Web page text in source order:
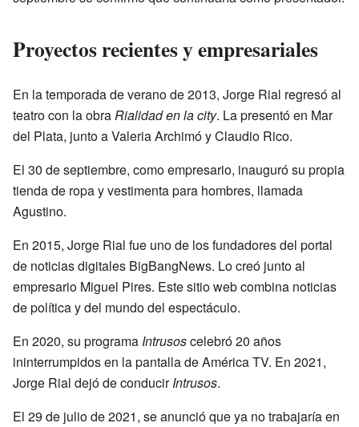
Proyectos recientes y empresariales
En la temporada de verano de 2013, Jorge Rial regresó al
teatro con la obraRialidad en la city. La presentó en Mar
del Plata, junto a Valeria Archimó y Claudio Rico.
El 30 de septiembre, como empresario, inauguró su propia
tienda de ropa y vestimenta para hombres, llamada
Agustino.
En 2015, Jorge Rial fue uno de los fundadores del portal
de noticias digitales BigBangNews. Lo creó junto al
empresario Miguel Pires. Este sitio web combina noticias
de política y del mundo del espectáculo.
En 2020, su programa Intrusoscelebró 20 años
ininterrumpidos en la pantalla de América TV. En 2021,
Jorge Rial dejó de conducirIntrusos.
El 29 de julio de 2021, se anunció que ya no trabajaría en